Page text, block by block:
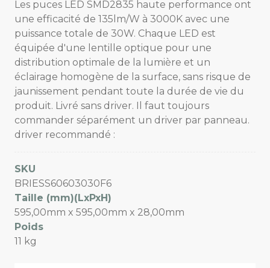
Les puces LED SMD2835 haute performance ont
une efficacité de 135lm/W à 3000K avec une
puissance totale de 30W. Chaque LED est
équipée d'une lentille optique pour une
distribution optimale de la lumière et un
éclairage homogène de la surface, sans risque de
jaunissement pendant toute la durée de vie du
produit. Livré sans driver. Il faut toujours
commander séparément un driver par panneau.
driver recommandé :
SKU
BRIESS60603030F6
Taille (mm)(LxPxH)
595,00mm x 595,00mm x 28,00mm
Poids
11 kg